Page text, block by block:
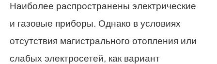
Наиболее распространены электрические
и газовые приборы. Однако в условиях
отсутствия магистрального отопления или
слабых электросетей, как вариант